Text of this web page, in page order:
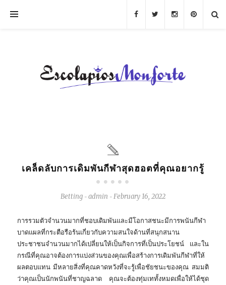
เคล็ดลับการเดิมพันกีฬาสุดฮอตที่คุณอยากรู้
Betting - admin - February 16, 2022
การรวมตัวจำนวนมากที่ชอบเดิมพันและมีโอกาสชนะมีการพนันกีฬา
บาดแผลที่กระตือรือร้นเกี่ยวกับความสนใจด้านที่สนุกสนาน
ประชาชนจำนวนมากได้เปลี่ยนให้เป็นกิจการที่เป็นประโยชน์ และใน
กรณีที่คุณอาจต้องการแบ่งส่วนของคุณเพื่อสร้างการเดิมพันกีฬาที่ให้
ผลตอบแทน มีหลายสิ่งที่คุณคาดหวังที่จะรู้เพื่อชัยชนะของคุณ สมมติ
ว่าคุณเป็นนักพนันที่ชาญฉลาด คุณจะต้องทุ่มเททั้งหมดเพื่อให้ได้ชุด